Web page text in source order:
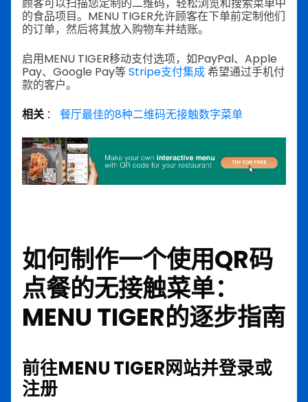
顾客可以扫描您定制的二维码，轻松浏览和搜索菜单中
的食品项目。MENU TIGER允许顾客在下单前定制他们
的订单，然后将其放入购物车并结账。
启用MENU TIGER移动支付选项，如PayPal、Apple
Pay、Google Pay等Stripe支付集成希望通过手机付
款的客户。
相关 ： 餐厅最佳的8种二维码无接触数字菜单
如何制作一个使用QR码
点餐的无接触菜单：
MENU TIGER的逐步指南
前往MENU TIGER网站并登录或
注册